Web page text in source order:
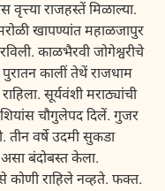
वृत्त्या राजहस्तें मिळाल्या.
खापण्यांत महाळजापुर
काळभैरवी जोगेश्वरीचे
कालीं तेथें राजधाम
सूर्यवंशी मराठ्यांची
चौगुलेपद दिलें. गुजर
तीन वर्षे उदमी सुकडा
बंदोबस्त केला.
कोणी राहिले नव्हते. फक्त.